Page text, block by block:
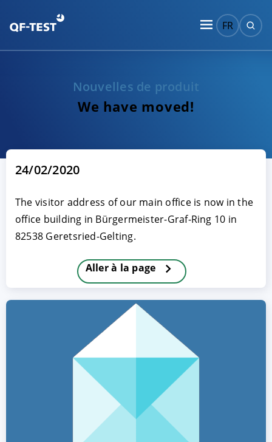
FR
Nouvelles de produit
We have moved!
24/02/2020
The visitor address of our main office is now in the
office building in Bürgermeister-Graf-Ring 10 in
82538 Geretsried-Gelting.
Aller à la page
PARAMETRER